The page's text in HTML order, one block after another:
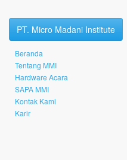
PT. Micro Madani Institute
Beranda
Tentang MMI
Hardware Acara
SAPA MMI
Kontak Kami
Karir